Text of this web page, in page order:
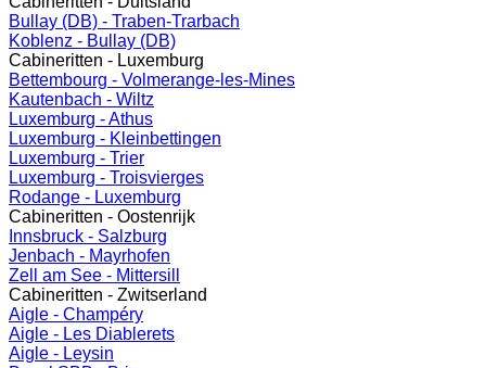
Bullay (DB) - Traben-Trarbach
Koblenz - Bullay (DB)
Cabineritten - Luxemburg
Bettembourg - Volmerange-les-Mines
Kautenbach - Wiltz
Luxemburg - Athus
Luxemburg - Kleinbettingen
Luxemburg - Trier
Luxemburg - Troisvierges
Rodange - Luxemburg
Cabineritten - Oostenrijk
Innsbruck - Salzburg
Jenbach - Mayrhofen
Zell am See - Mittersill
Cabineritten - Zwitserland
Aigle - Champéry
Aigle - Les Diablerets
Aigle - Leysin